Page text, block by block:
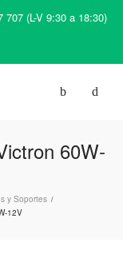
707 (L-V 9:30 a 18:30)
60W-
y Soportes /
12V